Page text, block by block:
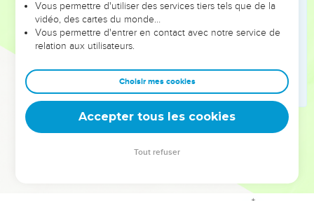
Je consacrerai la *tente de la Rencontre et l’autel, je
consacrerai aussi Aaron et ses fils pour qu’ils soient mes
prêtres.
et ils sauront que c’est moi, l’Eternel, leur Dieu, qui les ai
fait sortir d’Egypte pour habiter au milieu d’eux ; oui, je suis
l’Eternel, leur Dieu.
La Bible Du Semeur Copyright © 1992, 1999 by Biblica, Inc.® Used by permission.
Vous permettre d'utiliser des services tiers tels que de la
vidéo, des cartes du monde…
Vous permettre d'entrer en contact avec notre service de
relation aux utilisateurs.
Choisir mes cookies
Accepter tous les cookies
Tout refuser